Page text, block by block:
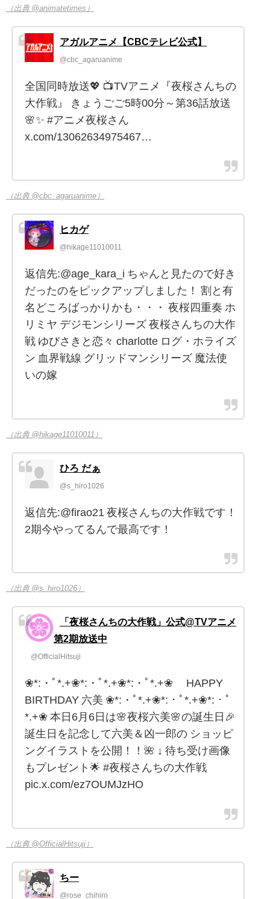
（出典 @animatetimes）
アガルアニメ【CBCテレビ公式】
@cbc_agaruanime
全国同時放送💖 📺TVアニメ『夜桜さんちの
大作戦』 きょうごご5時00分～第36話放送
🌸✨ #アニメ夜桜さん
x.com/13062634975467…
（出典 @cbc_agaruanime）
ヒカゲ
@hikage11010011
返信先:@age_kara_i ちゃんと見たので好き
だったのをピックアップしました！ 割と有
名どころばっかりかも・・・ 夜桜四重奏 ホ
リミヤ デジモンシリーズ 夜桜さんちの大作
戦 ゆびさきと恋々 charlotte ログ・ホライズ
ン 血界戦線 グリッドマンシリーズ 魔法使
いの嫁
（出典 @hikage11010011）
ひろ だぁ
@s_hiro1026
返信先:@firao21 夜桜さんちの大作戦です！
2期今やってるんで最高です！
（出典 @s_hiro1026）
「夜桜さんちの大作戦」公式@TVアニメ
第2期放送中
@OfficialHitsuji
❀*:・ﾟ*.+❀*:・ﾟ*.+❀*:・ﾟ*.+❀ HAPPY
BIRTHDAY 六美 ❀*:・ﾟ*.+❀*:・ﾟ*.+❀*:・ﾟ
*.+❀ 本日6月6日は🌸夜桜六美🌸の誕生日🎉
誕生日を記念して六美＆凶一郎の ショッピ
ングイラストを公開！！🌺 ↓ 待ち受け画像
もプレゼント🌟 #夜桜さんちの大作戦
pic.x.com/ez7OUMJzHO
（出典 @OfficialHitsuji）
ちー
@rose_chihiro